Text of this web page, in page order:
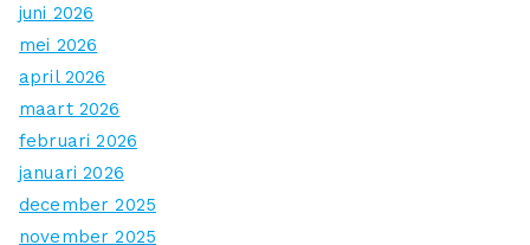
juni 2026
mei 2026
april 2026
maart 2026
februari 2026
januari 2026
december 2025
november 2025